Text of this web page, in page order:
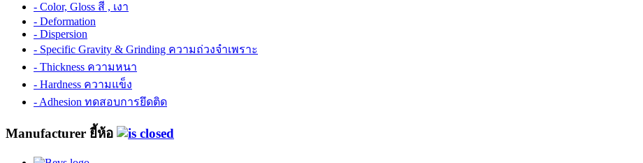
- Color, Gloss สี , เงา
- Deformation
- Dispersion
- Specific Gravity & Grinding ความถ่วงจำเพราะ
- Thickness ความหนา
- Hardness ความแข็ง
- Adhesion ทดสอบการยึดติด
Manufacturer ยี้ห้อ